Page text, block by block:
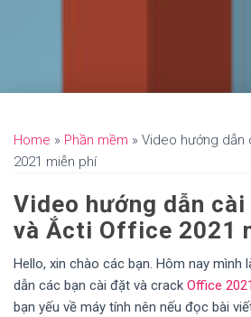
Home » Phần mềm » Video hướng dẫn
2021 miễn phí
Video hướng dẫn
và Ắcti Office 2021
Hello, xin chào các bạn. Hôm nay mình
dẫn các bạn cài đặt và crack Office
bạn yếu về máy tính nên nếu đọc bài